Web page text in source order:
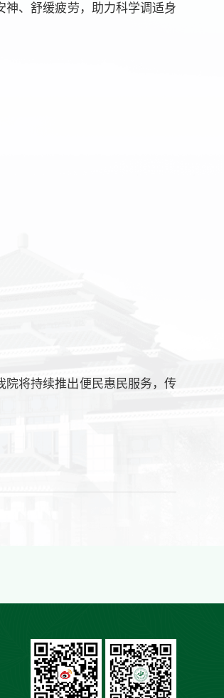
神、舒缓疲劳，助力科学调适身
院将持续推出便民惠民服务，传